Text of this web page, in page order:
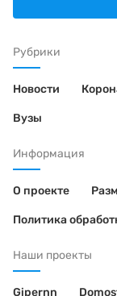
Рубрики
Новости
Вузы
Информация
О проекте
Политика
Наши проекты
Gipernn